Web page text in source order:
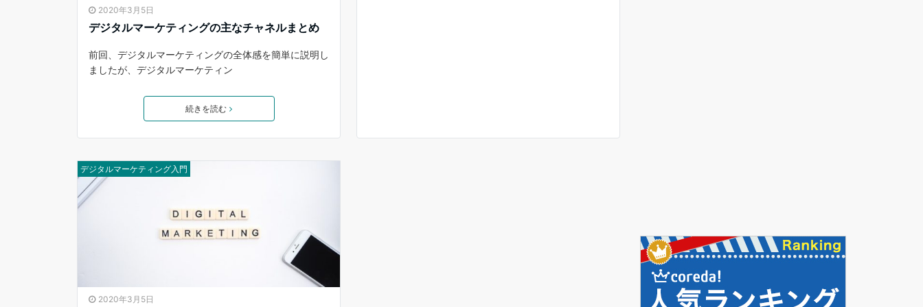
2020年3月5日
デジタルマーケティングの主なチャネルまとめ
前回、デジタルマーケティングの全体感を簡単に説明し
ましたが、デジタルマーケティン
続きを読む
デジタルマーケティング入門
2020年3月5日